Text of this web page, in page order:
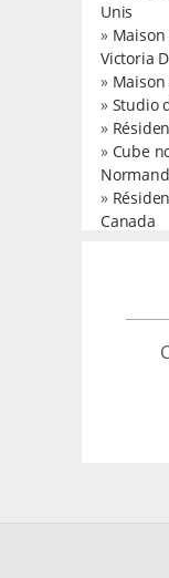
Unis
»
Victoria
»
» Studio
»
» Cube
»
Canada